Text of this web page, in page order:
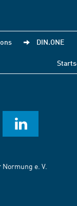
DIN.ONE
e. V.